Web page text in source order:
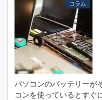
コラム
パソコンのバッテリーが
コンを使っているとすぐ